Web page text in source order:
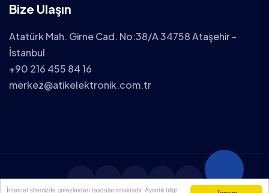
İnternet sitemizde çerezlerden faydalanılmaktadır. Ayrıntılı bilgi
Bize Ulaşın
Atatürk Mah. Girne Cad. No:38/A 34758 Ataşehir -
İstanbul
+90 216 455 84 16
merkez@atikelektronik.com.tr